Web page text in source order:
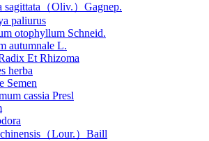
sagittata（Oliv.）Gagnep.
paliurus
otophyllum Schneid.
autumnale L.
Et Rhizoma
herba
Semen
cassia Presl
（Lour.）Baill